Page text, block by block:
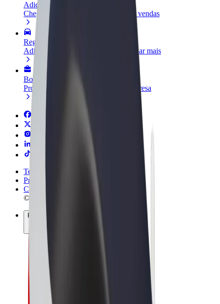
Adicione um restaurante ou loja
Chegue a mais clientes e aumente as vendas
Registe-se como gestor de frota
Adicione a sua frota à Bolt para ganhar mais
Bolt for Business
Produtos da Bolt ajustados à sua empresa
Termos & Condições
Privacidade
Cookies
© 2026 Bolt Technology OÜ
Produtos
Viagens
Trotinetes
Bolt Market
Bolt Food